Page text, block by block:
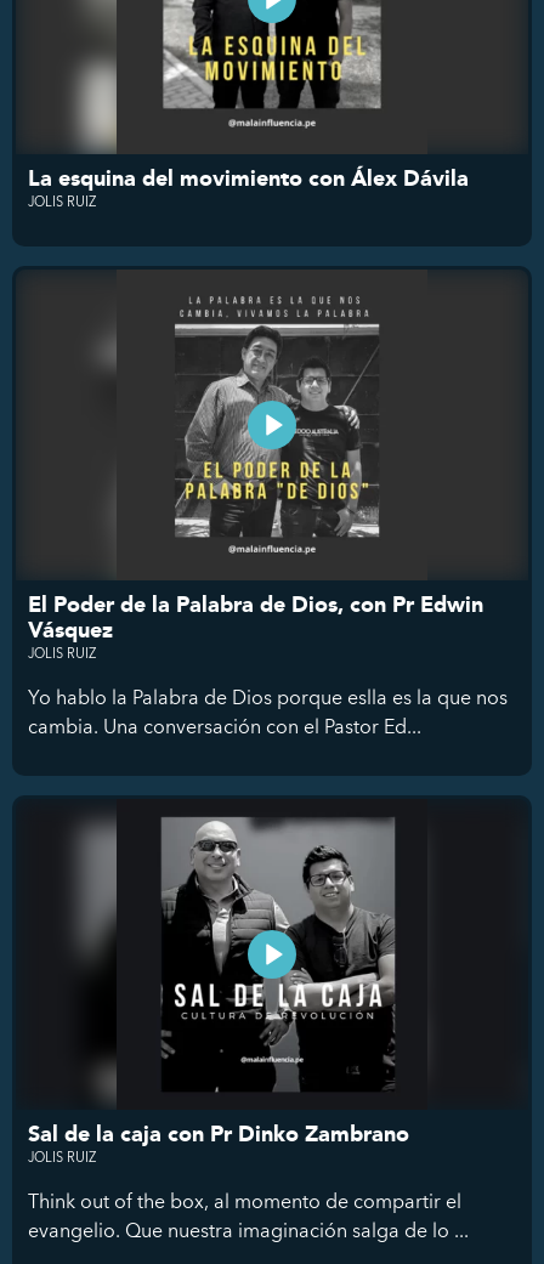
La esquina del movimiento con Álex Dávila
JOLIS RUIZ
El Poder de la Palabra de Dios, con Pr Edwin
Vásquez
JOLIS RUIZ
Yo hablo la Palabra de Dios porque eslla es la que nos
cambia. Una conversación con el Pastor Ed...
Sal de la caja con Pr Dinko Zambrano
JOLIS RUIZ
Think out of the box, al momento de compartir el
evangelio. Que nuestra imaginación salga de lo ...